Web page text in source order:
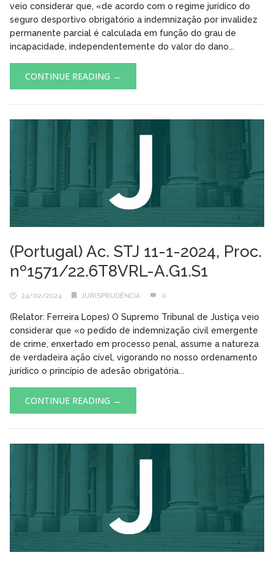
veio considerar que, «de acordo com o regime jurídico do
seguro desportivo obrigatório a indemnização por invalidez
permanente parcial é calculada em função do grau de
incapacidade, independentemente do valor do dano...
CONTINUE READING →
(Portugal) Ac. STJ 11-1-2024, Proc.
nº1571/22.6T8VRL-A.G1.S1
24/02/2024 JURISPRUDÊNCIA 0
(Relator: Ferreira Lopes) O Supremo Tribunal de Justiça veio
considerar que «o pedido de indemnização civil emergente
de crime, enxertado em processo penal, assume a natureza
de verdadeira ação cível, vigorando no nosso ordenamento
jurídico o princípio de adesão obrigatória...
CONTINUE READING →